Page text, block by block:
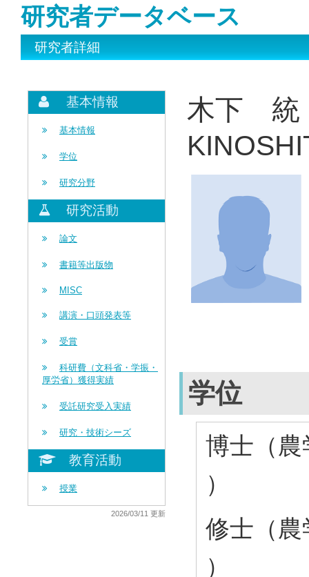
研究者データベース
研究者詳細
基本情報
基本情報
学位
研究分野
研究活動
論文
書籍等出版物
MISC
講演・口頭発表等
受賞
科研費（文科省・学振・
厚労省）獲得実績
受託研究受入実績
研究・技術シーズ
教育活動
授業
2026/03/11 更新
木下 統
学位
博士（
）
修士（
）